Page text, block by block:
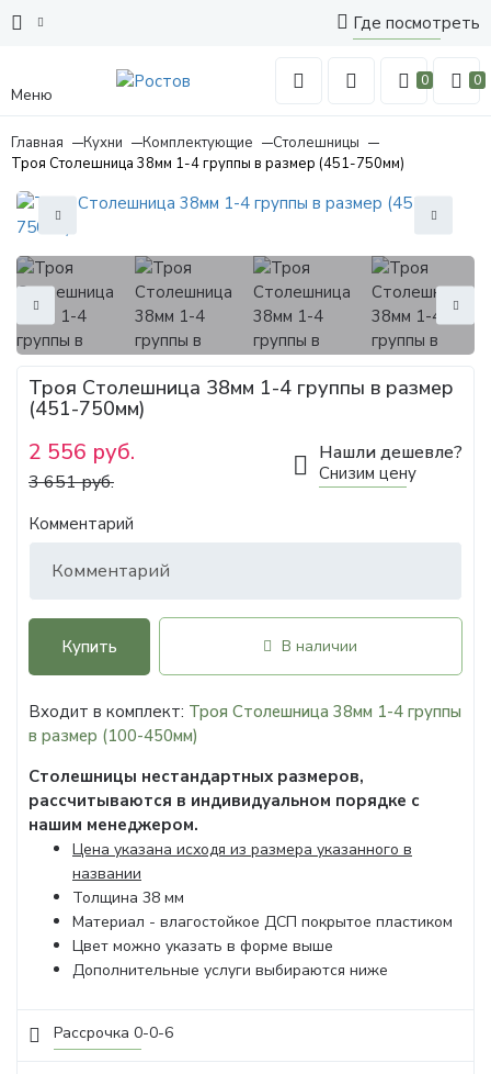
Где посмотреть
Меню
0 0
Главная Кухни Комплектующие
Столешницы
Троя Столешница 38мм 1-4 группы в размер (451-750мм)
Рассрочка 0-0-6
Троя Столешница 38мм 1-4 группы в размер
(451-750мм)
2 556 руб.
3 651 руб.
Нашли дешевле?
Снизим цену
Комментарий
Купить В наличии
Входит в комплект: Троя Столешница 38мм 1-4 группы
в размер (100-450мм)
Столешницы нестандартных размеров,
рассчитываются в индивидуальном порядке с
нашим менеджером.
Цена указана исходя из размера указанного в
названии
Толщина 38 мм
Материал - влагостойкое ДСП покрытое пластиком
Цвет можно указать в форме выше
Дополнительные услуги выбираются ниже